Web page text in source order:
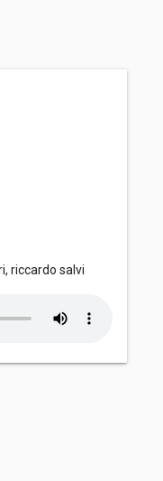
riccardo salvi